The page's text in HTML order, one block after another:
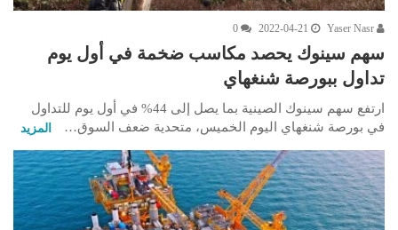
2022-04-21
0
سهم سينوك يحصد مكاسب ضخمة في أول يوم
تداول ببورصة شنغهاي
ارتفع سهم سينوك الصينية بما يصل إلى 44% في أول يوم للتداول
في بورصة شنغهاي اليوم الخميس، متحدية ضعف السوق…
المزيد